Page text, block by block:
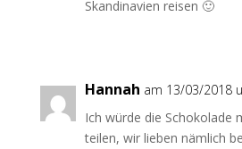
Skandinavien reisen 🙂
Hannah am 13/03/2018
Ich würde die Schokolade
teilen, wir lieben nämlich